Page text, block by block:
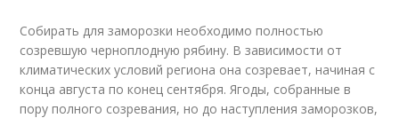
Собирать для заморозки необходимо полностью
созревшую черноплодную рябину. В зависимости от
климатических условий региона она созревает, начиная с
конца августа по конец сентября. Ягоды, собранные в
пору полного созревания, но до наступления заморозков,